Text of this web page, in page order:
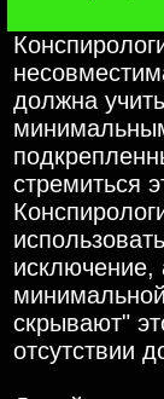
должна
стремиться
скрывают"
отсутствии